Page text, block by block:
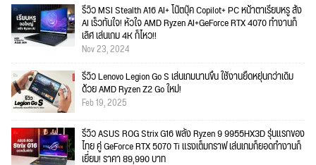
รีวิว MSI Stealth A16 AI+ โน๊ตบุ๊ค Copilot+ PC หน้าตาเรียบหรู สั่ง
AI เร็วทันใจ! หัวใจ AMD Ryzen AI+GeForce RTX 4070 ทำงานก็
เลิศ เล่นเกม 4K ก็ไหว!!
Nov 23, 2024
รีวิว Lenovo Legion Go S เล่นเกมนานขึ้น ใช้งานยืดหยุ่นกว่าเดิม
ด้วย AMD Ryzen Z2 Go ใหม่!
Feb 19, 2025
รีวิว ASUS ROG Strix G16 พลัง Ryzen 9 9955HX3D รุ่นแรกของ
ไทย คู่ GeForce RTX 5070 Ti แรงเต็มกราฟ เล่นเกมก็ยอดทำงานก็
เยี่ยม! ราคา 89,990 บาท